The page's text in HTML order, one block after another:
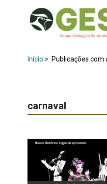
Início > Publicações
carnaval